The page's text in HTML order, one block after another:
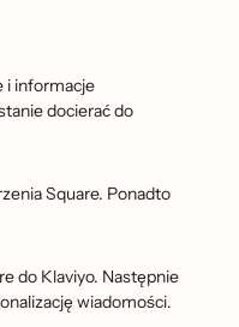
i informacje
docierać do
Square. Ponadto
do Klaviyo. Następnie
wiadomości.